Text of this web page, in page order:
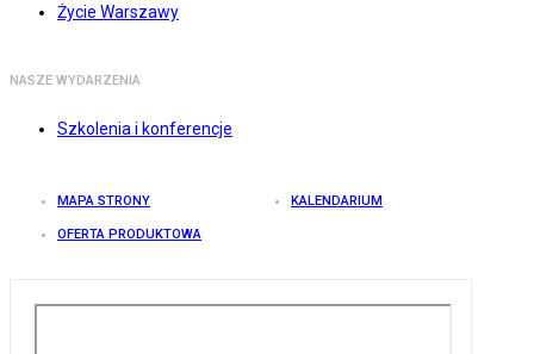
Życie Warszawy
NASZE WYDARZENIA
Szkolenia i konferencje
MAPA STRONY KALENDARIUM
OFERTA PRODUKTOWA